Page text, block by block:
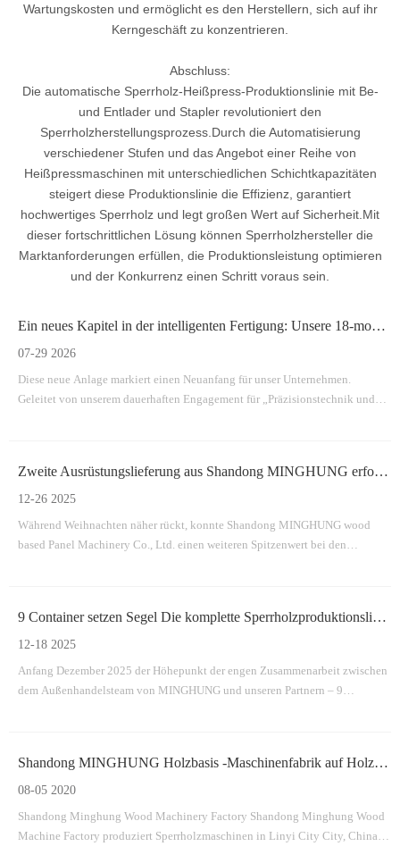
Wartungskosten und ermöglicht es den Herstellern, sich auf ihr
Kerngeschäft zu konzentrieren.
Abschluss:
Die automatische Sperrholz-Heißpress-Produktionslinie mit Be-
und Entlader und Stapler revolutioniert den
Sperrholzherstellungsprozess.Durch die Automatisierung
verschiedener Stufen und das Angebot einer Reihe von
Heißpressmaschinen mit unterschiedlichen Schichtkapazitäten
steigert diese Produktionslinie die Effizienz, garantiert
hochwertiges Sperrholz und legt großen Wert auf Sicherheit.Mit
dieser fortschrittlichen Lösung können Sperrholzhersteller die
Marktanforderungen erfüllen, die Produktionsleistung optimieren
und der Konkurrenz einen Schritt voraus sein.
Ein neues Kapitel in der intelligenten Fertigung: Unsere 18-monatige Reise zu einer brandneuen Anlage
07-29 2026
Diese neue Anlage markiert einen Neuanfang für unser Unternehmen.
Geleitet von unserem dauerhaften Engagement für „Präzisionstechnik und
Zweite Ausrüstungslieferung aus Shandong MINGHUNG erfolgreich versendet
12-26 2025
Während Weihnachten näher rückt, konnte Shandong MINGHUNG wood
based Panel Machinery Co., Ltd. einen weiteren Spitzenwert bei den
9 Container setzen Segel Die komplette Sperrholzproduktionslinie von MINGHUNG wird erfolgreich abgefahren
12-18 2025
Anfang Dezember 2025 der Höhepunkt der engen Zusammenarbeit zwischen
dem Außenhandelsteam von MINGHUNG und unseren Partnern – 9
Shandong MINGHUNG Holzbasis -Maschinenfabrik auf Holzbasis
08-05 2020
Shandong Minghung Wood Machinery Factory Shandong Minghung Wood
Machine Factory produziert Sperrholzmaschinen in Linyi City City, China,